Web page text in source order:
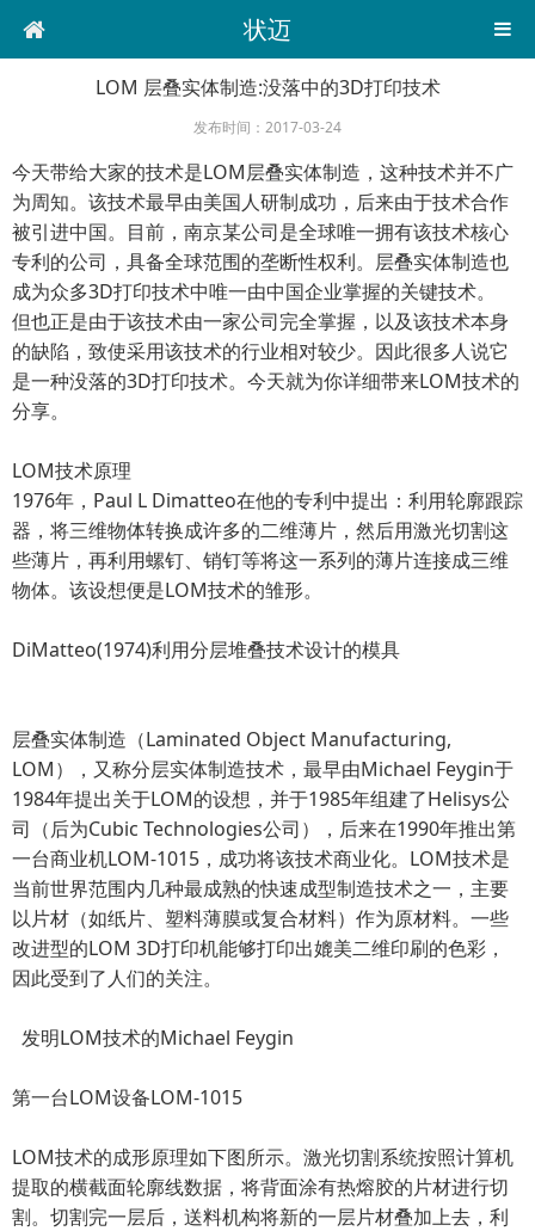
状迈
LOM 层叠实体制造:没落中的3D打印技术
发布时间：2017-03-24
今天带给大家的技术是LOM层叠实体制造，这种技术并不广
为周知。该技术最早由美国人研制成功，后来由于技术合作
被引进中国。目前，南京某公司是全球唯一拥有该技术核心
专利的公司，具备全球范围的垄断性权利。层叠实体制造也
成为众多3D打印技术中唯一由中国企业掌握的关键技术。
但也正是由于该技术由一家公司完全掌握，以及该技术本身
的缺陷，致使采用该技术的行业相对较少。因此很多人说它
是一种没落的3D打印技术。今天就为你详细带来LOM技术的
分享。
LOM技术原理
1976年，Paul L Dimatteo在他的专利中提出：利用轮廓跟踪
器，将三维物体转换成许多的二维薄片，然后用激光切割这
些薄片，再利用螺钉、销钉等将这一系列的薄片连接成三维
物体。该设想便是LOM技术的雏形。
DiMatteo(1974)利用分层堆叠技术设计的模具
层叠实体制造（Laminated Object Manufacturing,
LOM），又称分层实体制造技术，最早由Michael Feygin于
1984年提出关于LOM的设想，并于1985年组建了Helisys公
司（后为Cubic Technologies公司），后来在1990年推出第
一台商业机LOM-1015，成功将该技术商业化。LOM技术是
当前世界范围内几种最成熟的快速成型制造技术之一，主要
以片材（如纸片、塑料薄膜或复合材料）作为原材料。一些
改进型的LOM 3D打印机能够打印出媲美二维印刷的色彩，
因此受到了人们的关注。
发明LOM技术的Michael Feygin
第一台LOM设备LOM-1015
LOM技术的成形原理如下图所示。激光切割系统按照计算机
提取的横截面轮廓线数据，将背面涂有热熔胶的片材进行切
割。切割完一层后，送料机构将新的一层片材叠加上去，利